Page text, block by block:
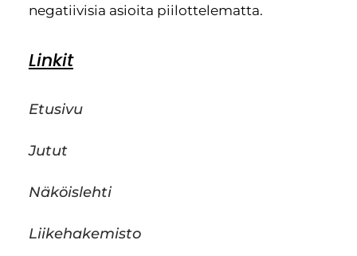
negatiivisia asioita piilottelematta.
Linkit
Etusivu
Jutut
Näköislehti
Liikehakemisto